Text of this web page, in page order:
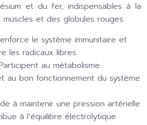
et du fer, indispensables à la
et des globules rouges.
le système immunitaire et
les radicaux libres.
au métabolisme
au bon fonctionnement du système
à maintenir une pression artérielle
à l’équilibre électrolytique.